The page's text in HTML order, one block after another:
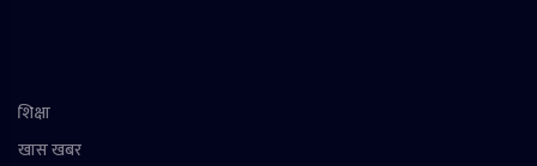
शिक्षा
खास खबर